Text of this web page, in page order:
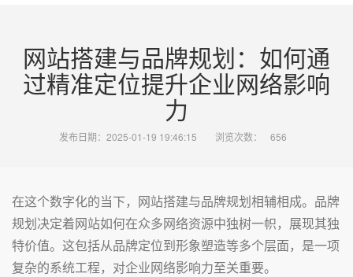
网站搭建与品牌规划：如何通
过精准定位提升企业网络影响
力
发布日期：2025-01-19 19:46:15 浏览次数： 656
在这个数字化的当下，网站搭建与品牌规划相辅相成。品牌
规划决定着网站如何在众多网络资源中独树一帜，展现其独
特价值。这包括从品牌定位到形象塑造等多个层面，是一项
复杂的系统工程，对企业网络影响力至关重要。